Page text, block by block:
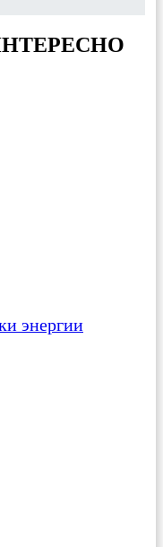
энергии